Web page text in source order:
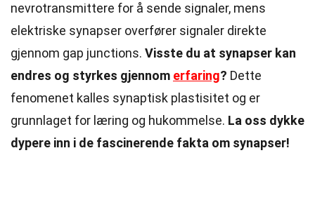
nevrotransmittere for å sende signaler, mens
elektriske synapser overfører signaler direkte
gjennom gap junctions. Visste du at synapser kan
endres og styrkes gjennom erfaring? Dette
fenomenet kalles synaptisk plastisitet og er
grunnlaget for læring og hukommelse. La oss dykke
dypere inn i de fascinerende fakta om synapser!